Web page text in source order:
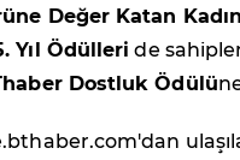
Değer Katan
Yıl Ödülleri de
Dostluk Ödülü